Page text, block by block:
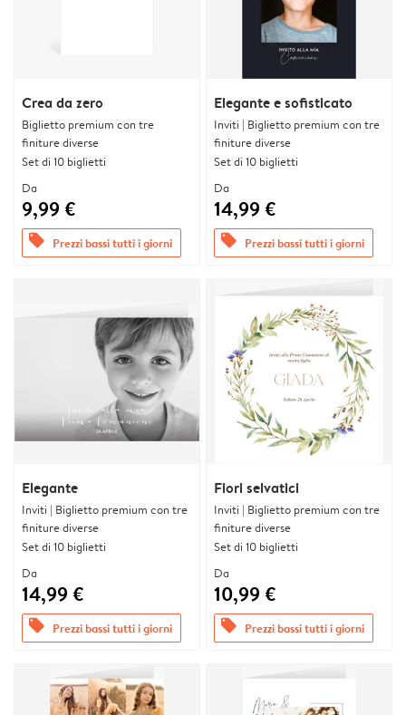
Crea da zero
Biglietto premium con tre
finiture diverse
Set di 10 biglietti
Da
9,99 €
offers Prezzi bassi tutti i giorni
Elegante e sofisticato
Inviti | Biglietto premium con tre
finiture diverse
Set di 10 biglietti
Da
14,99 €
offers Prezzi bassi tutti i giorni
Elegante
Inviti | Biglietto premium con tre
finiture diverse
Set di 10 biglietti
Da
14,99 €
offers Prezzi bassi tutti i giorni
Fiori selvatici
Inviti | Biglietto premium con tre
finiture diverse
Set di 10 biglietti
Da
10,99 €
offers Prezzi bassi tutti i giorni